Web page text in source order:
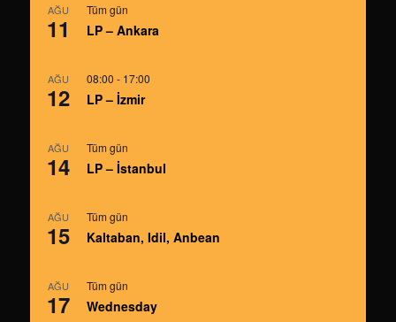
AĞU
11
Tüm gün
LP – Ankara
AĞU
12
08:00 - 17:00
LP – İzmir
AĞU
14
Tüm gün
LP – İstanbul
AĞU
15
Tüm gün
Kaltaban, Idil, Anbean
AĞU
17
Tüm gün
Wednesday